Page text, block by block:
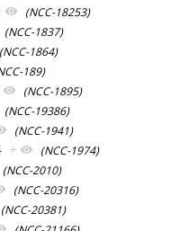
(NCC-18253)
(NCC-1837)
(NCC-1864)
189)
(NCC-1895)
(NCC-19386)
(NCC-1941)
+ (NCC-1974)
(NCC-2010)
(NCC-20316)
(NCC-20381)